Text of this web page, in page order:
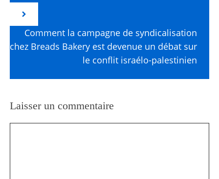
Comment la campagne de syndicalisation
chez Breads Bakery est devenue un débat sur
le conflit israélo-palestinien
Laisser un commentaire